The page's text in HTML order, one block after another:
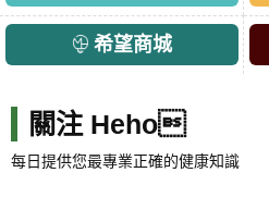
希望商城
關注 Heho
每日提供您最專業正確的健康知識